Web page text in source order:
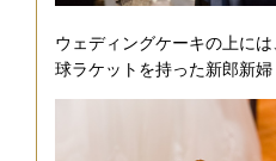
ウェディングケーキの上に
球ラケットを持った新郎新婦